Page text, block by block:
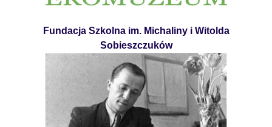
Fundacja Szkolna im. Michaliny i Witolda
Sobieszczuków